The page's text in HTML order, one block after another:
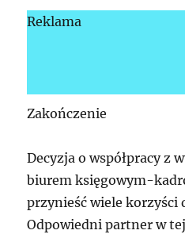
Reklama
Zakończenie
Decyzja o współpracy z
biurem księgowym-
przynieść wiele korzyści
Odpowiedni partner w